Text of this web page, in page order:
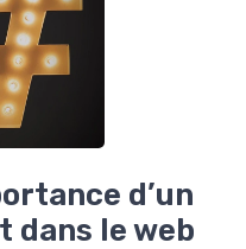
d’un
dans le web